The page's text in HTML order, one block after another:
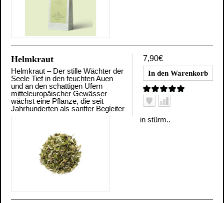
7,90€
Helmkraut
Helmkraut – Der stille Wächter der
Seele Tief in den feuchten Auen
und an den schattigen Ufern
mitteleuropäischer Gewässer
wächst eine Pflanze, die seit
Jahrhunderten als sanfter Begleiter
in stürm..